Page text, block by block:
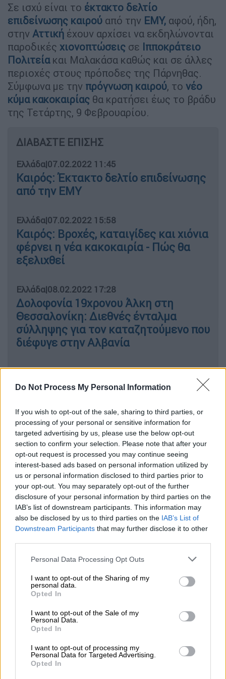
Do Not Process My Personal Information
If you wish to opt-out of the sale, sharing to third parties, or
processing of your personal or sensitive information for
targeted advertising by us, please use the below opt-out
section to confirm your selection. Please note that after your
opt-out request is processed you may continue seeing
interest-based ads based on personal information utilized by
us or personal information disclosed to third parties prior to
your opt-out. You may separately opt-out of the further
disclosure of your personal information by third parties on the
IAB’s list of downstream participants. This information may
also be disclosed by us to third parties on the IAB’s List of
Downstream Participants that may further disclose it to other
Please note that this website/app uses one or more Google
not limited to your visit or usage behaviour. You may click to
grant or deny consent to Google and its third-party tags to
use your data for below specified purposes in below Google
consent section.
Personal Data Processing Opt Outs
I want to opt-out of the Sharing of my
personal data.
Opted In
I want to opt-out of the Sale of my
Personal Data.
Opted In
I want to opt-out of processing my
Personal Data for Targeted Advertising.
Opted In
Σε ισχύ είναι το έκτακτο δελτίο
επιδείνωσης καιρού από την ΕΜΥ, αφού, ήδη,
στην Αττική έχουν αρχίσει να εκδηλώνονται
παροδικές χιονοπτώσεις σε Ιπποκράτειο
Πολιτεία και Μαλακάσα καθώς και σε άλλες
περιοχές στους πρόποδες της Πάρνηθας.
Σύμφωνα με την πρόγνωση καιρού, το νέο
κύμα κακοκαιρίας θα κρατήσει έως το βράδυ
της Τετάρτης, 9 Φεβρουαρίου.
ΔΙΑΒΑΣΤΕ ΕΠΙΣΗΣ
Ελλάδα|07.02.2022 11:45
Καιρός: Έκτακτο δελτίο επιδείνωσης
από την ΕΜΥ
Ελλάδα|07.02.2022 15:58
Καιρός: Βροχές, καταιγίδες και χιόνια
φέρνει η νέα κακοκαιρία - Πώς θα
εξελιχθεί
Ελλάδα|08.02.2022 17:28
Δολοφονία 19χρονου Άλκη στη
Θεσσαλονίκη: Διεθνές ένταλμα
σύλληψης για τον καταζητούμενο που
διέφυγε στην Αλβανία
Ελλάδα|08.02.2022 18:37
Μεγάλη αύξηση στο ιικό φορτίο
Ελλάδα|08.02.2022 19:57
Διώρυγα Κορίνθου: Κλειστή μέχρι
...νεωτέρας ένα χρόνο μετά
Σύμφωνα με τα προγνωστικά στοιχεία του
Εθνικού Αστεροσκοπείου Αθηνών / Meteo.gr
από τις πρώτες πρωινές ώρες της Τρίτης
8/2, στη Δυτική Ελλάδα και στις
περισσότερες περιοχές της Βόρειας
αποτελεί η Θράκη όπου κατά τόπους και
κατά περιόδους έως και μετά το μεσημέρι
θα σημειώνεται χιονόνερο ή χιόνι.